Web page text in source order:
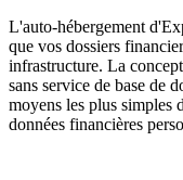
L'auto-hébergement
que vos dossiers
infrastructure. La
sans service de base de
moyens les plus simples
données financières